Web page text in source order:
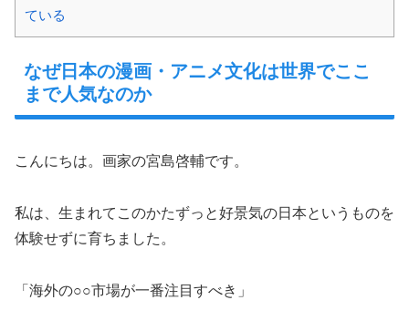
ている
なぜ日本の漫画・アニメ文化は世界でここ
まで人気なのか
こんにちは。画家の宮島啓輔です。
私は、生まれてこのかたずっと好景気の日本というものを
体験せずに育ちました。
「海外の○○市場が一番注目すべき」